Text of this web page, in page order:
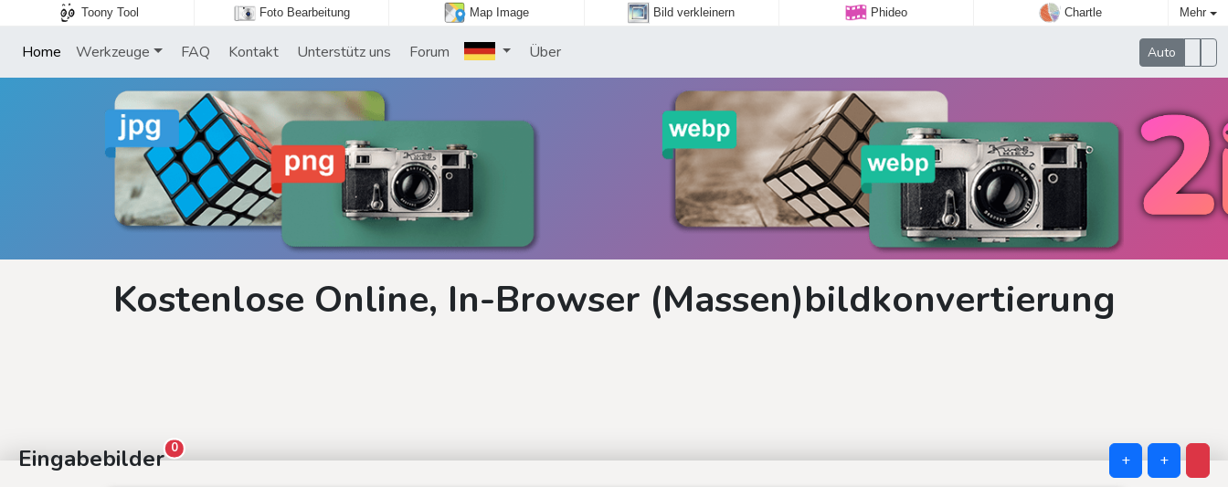
Toony Tool Foto Bearbeitung Map Image Bild verkleinern Phideo Chartle Mehr
Home Werkzeuge FAQ Kontakt Unterstütz uns Forum Über Auto
Kostenlose Online, In-Browser (Massen)bildkonvertierung
0
Eingabebilder + +